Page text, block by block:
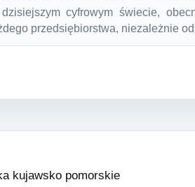
cyfrowym świecie,
przedsiębiorstwa, niezależnie
kujawsko pomorskie